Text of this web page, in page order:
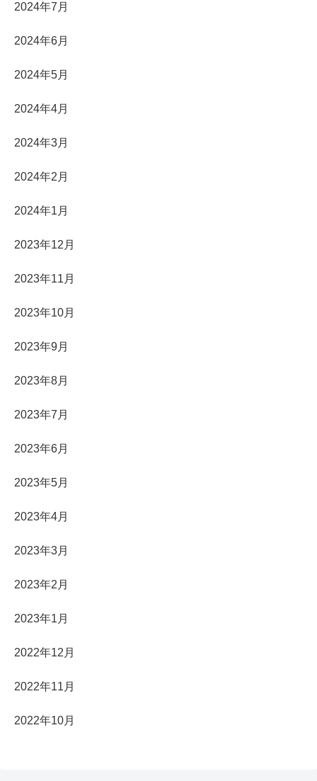
2024年7月
2024年6月
2024年5月
2024年4月
2024年3月
2024年2月
2024年1月
2023年12月
2023年11月
2023年10月
2023年9月
2023年8月
2023年7月
2023年6月
2023年5月
2023年4月
2023年3月
2023年2月
2023年1月
2022年12月
2022年11月
2022年10月